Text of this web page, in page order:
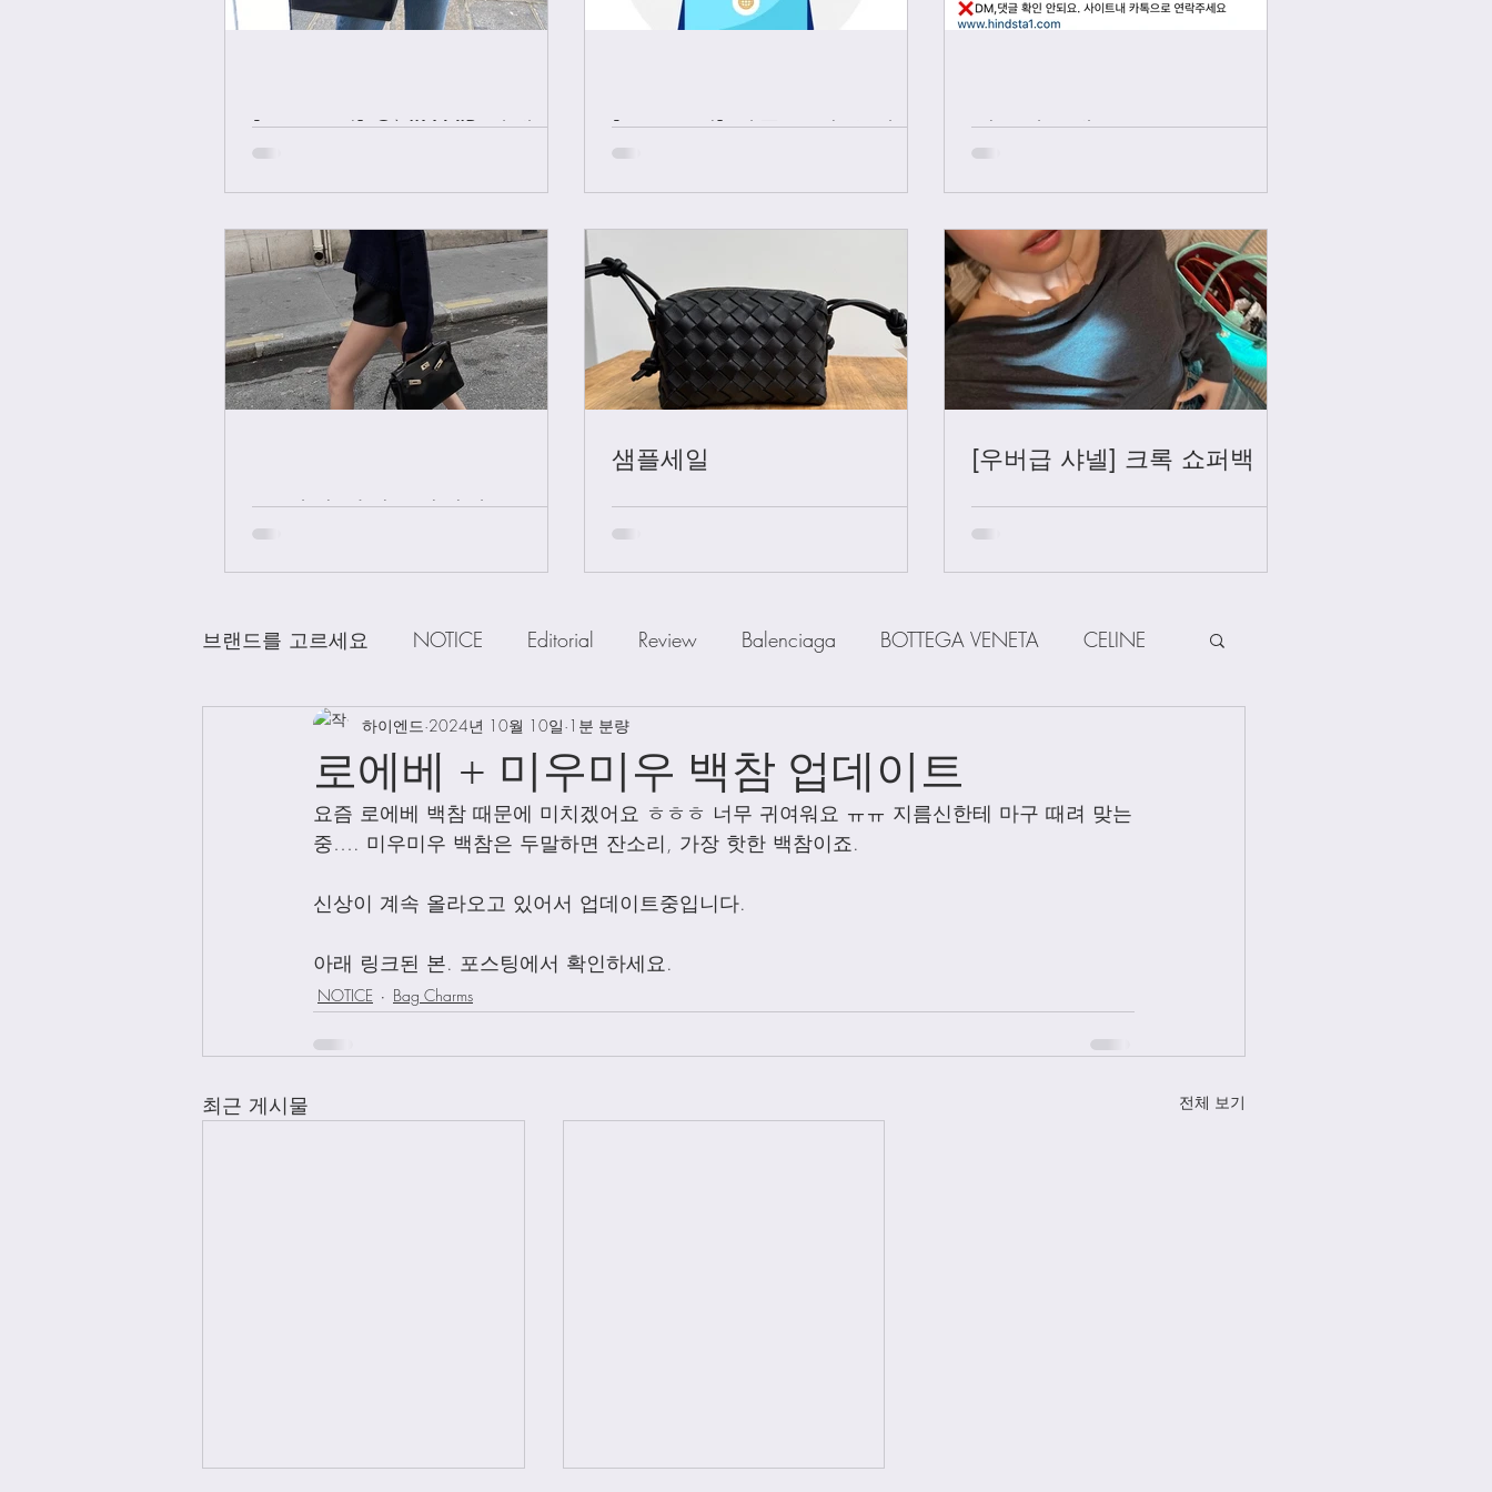
[중요공지] ONLY VIP 샤넬 +
에르메스 올수공
[중요공지] 카톡 문의 응대 시
간
인스타그램
급 차이 알려드립니다.
샘플세일 [우버급 샤넬] 크록 쇼퍼백
브랜드를 고르세요 NOTICE Editorial Review Balenciaga BOTTEGA VENETA CELINE
CHANEL DELVAUX DIOR FENDI
LV Loro Piana MiuMiu PRADA SAINT LAUENT The Row Other Brands
Bag Charms Clothing Watch Wallet Shoes
로에베 + 미우미우 백참 업데이트
하이엔드 2024년 10월 10일 1분 분량
요즘 로에베 백참 때문에 미치겠어요 ㅎㅎㅎ 너무 귀여워요 ㅠㅠ 지름신한테 마구 때려 맞는
중…. 미우미우 백참은 두말하면 잔소리, 가장 핫한 백참이죠.
신상이 계속 올라오고 있어서 업데이트중입니다.
아래 링크된 본. 포스팅에서 확인하세요.
NOTICE Bag Charms
최근 게시물 전체 보기